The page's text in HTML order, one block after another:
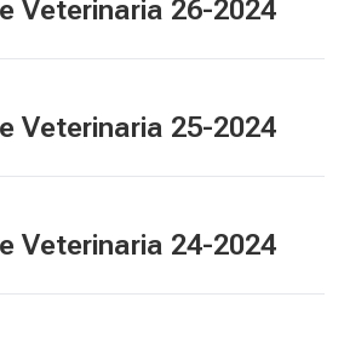
Veterinaria 26-2024
Veterinaria 25-2024
Veterinaria 24-2024